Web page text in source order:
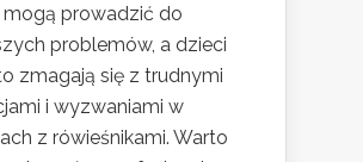
prowadzić do
problemów, a dzieci
zmagają się z trudnymi
i wyzwaniami w
z rówieśnikami. Warto